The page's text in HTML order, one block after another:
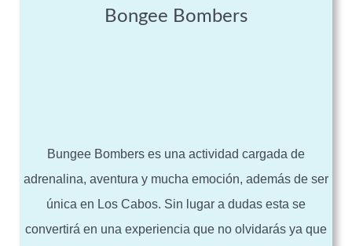
Bongee Bombers
Bungee Bombers es una actividad cargada de
adrenalina, aventura y mucha emoción, además de ser
única en Los Cabos. Sin lugar a dudas esta se
convertirá en una experiencia que no olvidarás ya que